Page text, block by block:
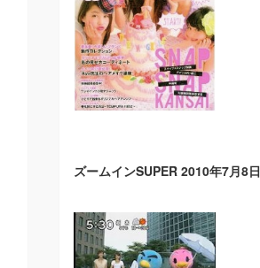
ズームインSUPER 2010年7月8日